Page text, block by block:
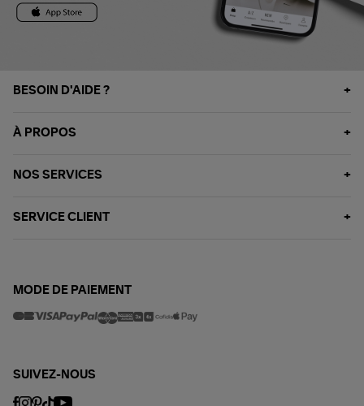
BESOIN D'AIDE ?
À PROPOS
NOS SERVICES
SERVICE CLIENT
MODE DE PAIEMENT
SUIVEZ-NOUS